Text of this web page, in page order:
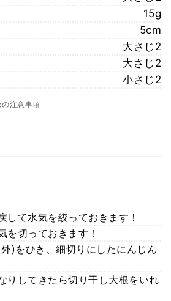
15g
5cm
大さじ2
大さじ2
小さじ2
注意事項
して水気を絞っておきます！
を切っておきます！
)をひき、細切りにしたにんじん
りしてきたら切り干し大根をいれ